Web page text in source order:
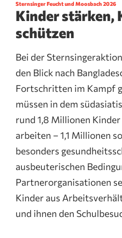
Sternsinger Feucht und Moosbach 2026
Kinder stärken,
schützen
Bei der
den Blick nach
Fortschritten im Kampf
müssen in dem
rund 1,8 Millionen
arbeiten – 1,1 Millionen
besonders
ausbeuterischen
Partnerorganisationen
Kinder aus
und ihnen den